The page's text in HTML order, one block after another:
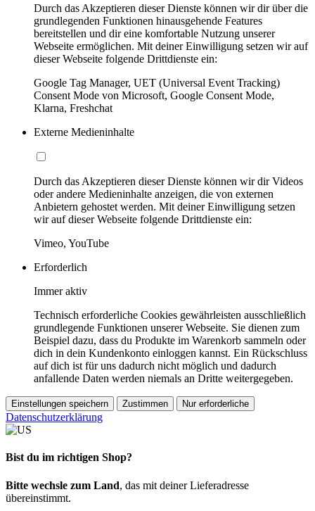
Durch das Akzeptieren dieser Dienste können wir dir über die
grundlegenden Funktionen hinausgehende Features
bereitstellen und dir eine komfortable Nutzung unserer
Webseite ermöglichen. Mit deiner Einwilligung setzen wir auf
dieser Webseite folgende Drittdienste ein:
Google Tag Manager, UET (Universal Event Tracking)
Consent Mode von Microsoft, Google Consent Mode,
Klarna, Freshchat
Externe Medieninhalte
Durch das Akzeptieren dieser Dienste können wir dir Videos
oder andere Medieninhalte anzeigen, die von externen
Anbietern gehostet werden. Mit deiner Einwilligung setzen
wir auf dieser Webseite folgende Drittdienste ein:
Vimeo, YouTube
Erforderlich
Immer aktiv
Technisch erforderliche Cookies gewährleisten ausschließlich
grundlegende Funktionen unserer Webseite. Sie dienen zum
Beispiel dazu, dass du Produkte im Warenkorb sammeln oder
dich in dein Kundenkonto einloggen kannst. Ein Rückschluss
auf dich ist für uns dadurch nicht möglich und dadurch
anfallende Daten werden niemals an Dritte weitergegeben.
Einstellungen speichern Zustimmen Nur erforderliche
Datenschutzerklärung
Bist du im richtigen Shop?
Bitte wechsle zum Land, das mit deiner Lieferadresse
übereinstimmt.